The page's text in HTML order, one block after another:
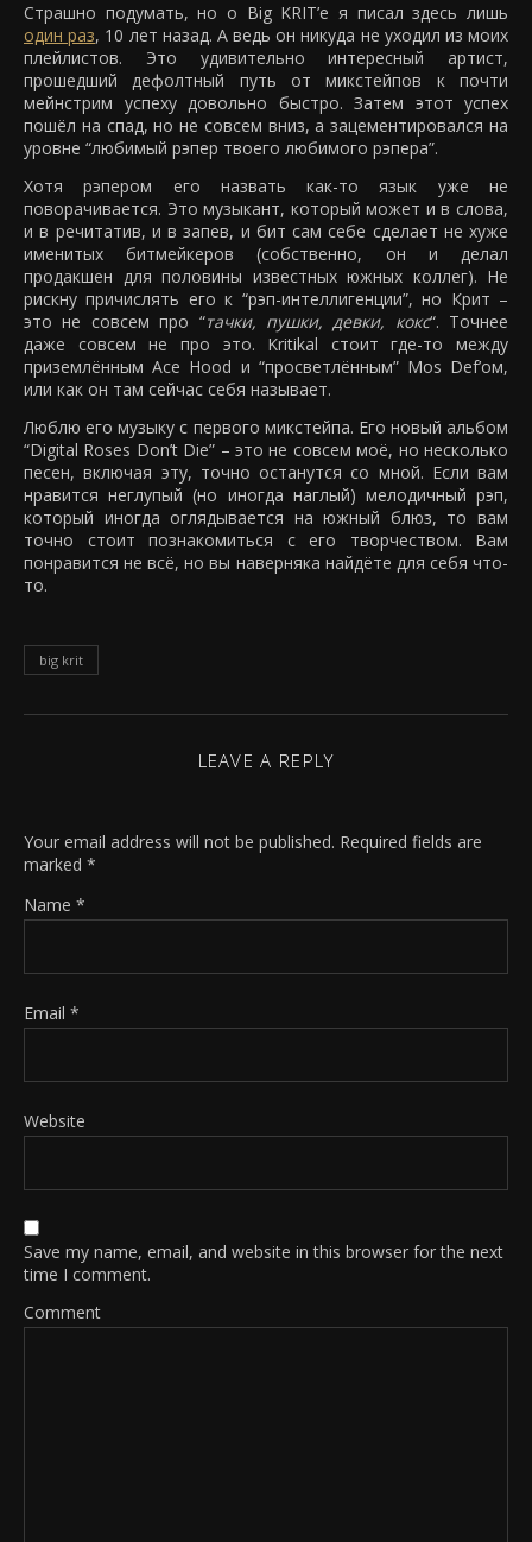
Страшно подумать, но о Big KRIT’е я писал здесь лишь
один раз, 10 лет назад. А ведь он никуда не уходил из моих
плейлистов. Это удивительно интересный артист,
прошедший дефолтный путь от микстейпов к почти
мейнстрим успеху довольно быстро. Затем этот успех
пошёл на спад, но не совсем вниз, а зацементировался на
уровне “любимый рэпер твоего любимого рэпера”.
Хотя рэпером его назвать как-то язык уже не
поворачивается. Это музыкант, который может и в слова,
и в речитатив, и в запев, и бит сам себе сделает не хуже
именитых битмейкеров (собственно, он и делал
продакшен для половины известных южных коллег). Не
рискну причислять его к “рэп-интеллигенции”, но Крит –
это не совсем про “тачки, пушки, девки, кокс“. Точнее
даже совсем не про это. Kritikal стоит где-то между
приземлённым Ace Hood и “просветлённым” Mos Def’ом,
или как он там сейчас себя называет.
Люблю его музыку с первого микстейпа. Его новый альбом
“Digital Roses Don’t Die” – это не совсем моё, но несколько
песен, включая эту, точно останутся со мной. Если вам
нравится неглупый (но иногда наглый) мелодичный рэп,
который иногда оглядывается на южный блюз, то вам
точно стоит познакомиться с его творчеством. Вам
понравится не всё, но вы наверняка найдёте для себя что-
то.
big krit
LEAVE A REPLY
Your email address will not be published. Required fields are
marked *
Name *
Email *
Website
Save my name, email, and website in this browser for the next
time I comment.
Comment